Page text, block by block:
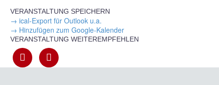
VERANSTALTUNG SPEICHERN
→ ical-Export für Outlook u.a.
→ Hinzufügen zum Google-Kalender
VERANSTALTUNG WEITEREMPFEHLEN